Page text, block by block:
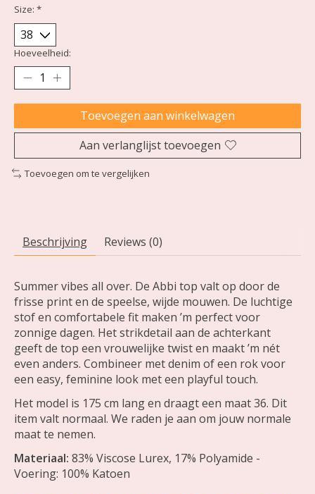
Size: *
Hoeveelheid:
Toevoegen aan winkelwagen
Aan verlanglijst toevoegen
Toevoegen om te vergelijken
Beschrijving Reviews (0)
Summer vibes all over. De Abbi top valt op door de
frisse print en de speelse, wijde mouwen. De luchtige
stof en comfortabele fit maken ’m perfect voor
zonnige dagen. Het strikdetail aan de achterkant
geeft de top een vrouwelijke twist en maakt ’m nét
even anders. Combineer met denim of een rok voor
een easy, feminine look met een playful touch.
Het model is 175 cm lang en draagt een maat 36. Dit
item valt normaal. We raden je aan om jouw normale
maat te nemen.
Materiaal: 83% Viscose Lurex, 17% Polyamide -
Voering: 100% Katoen